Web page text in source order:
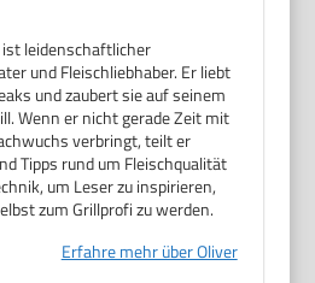
ist leidenschaftlicher
und Fleischliebhaber. Er liebt
und zaubert sie auf seinem
Wenn er nicht gerade Zeit mit
verbringt, teilt er
Tipps rund um Fleischqualität
um Leser zu inspirieren,
zum Grillprofi zu werden.
Erfahre mehr über Oliver